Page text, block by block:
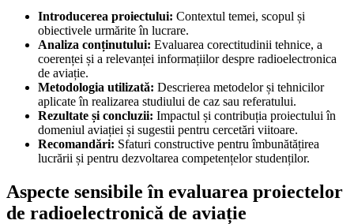
Introducerea proiectului: Contextul temei, scopul și
obiectivele urmărite în lucrare.
Analiza conținutului: Evaluarea corectitudinii tehnice, a
coerenței și a relevanței informațiilor despre radioelectronica
de aviație.
Metodologia utilizată: Descrierea metodelor și tehnicilor
aplicate în realizarea studiului de caz sau referatului.
Rezultate și concluzii: Impactul și contribuția proiectului în
domeniul aviației și sugestii pentru cercetări viitoare.
Recomandări: Sfaturi constructive pentru îmbunătățirea
lucrării și pentru dezvoltarea competențelor studenților.
Aspecte sensibile în evaluarea proiectelor
de radioelectronică de aviație